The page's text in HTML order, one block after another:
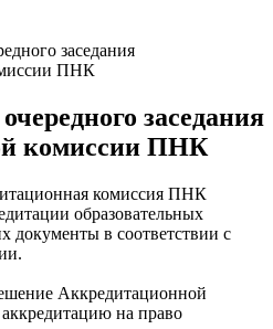
заседания
ПНК
заседания
комиссии ПНК
комиссия ПНК
образовательных
документы в соответствии с
Аккредитационной
на право